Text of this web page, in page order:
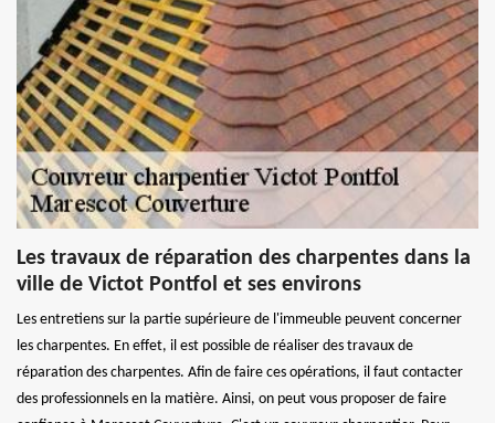
Les travaux de réparation des charpentes dans la
ville de Victot Pontfol et ses environs
Les entretiens sur la partie supérieure de l'immeuble peuvent concerner
les charpentes. En effet, il est possible de réaliser des travaux de
réparation des charpentes. Afin de faire ces opérations, il faut contacter
des professionnels en la matière. Ainsi, on peut vous proposer de faire